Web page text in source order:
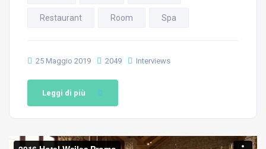
Restaurant Room Spa
25 Maggio 2019 2049 Interviews
Leggi di più